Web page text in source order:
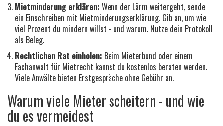
Mietminderung erklären: Wenn der Lärm weitergeht, sende
ein Einschreiben mit Mietminderungserklärung. Gib an, um wie
viel Prozent du mindern willst - und warum. Nutze dein Protokoll
als Beleg.
Rechtlichen Rat einholen: Beim Mieterbund oder einem
Fachanwalt für Mietrecht kannst du kostenlos beraten werden.
Viele Anwälte bieten Erstgespräche ohne Gebühr an.
Warum viele Mieter scheitern - und wie
du es vermeidest